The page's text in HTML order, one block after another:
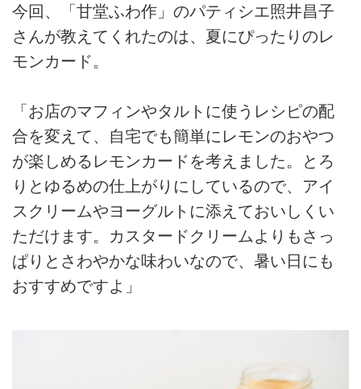
今回、「甘堂ふわ作」のパティシエ照井昌子
さんが教えてくれたのは、夏にぴったりのレ
モンカード。
「お店のマフィンやタルトに使うレシピの配
合を変えて、自宅でも簡単にレモンのおやつ
が楽しめるレモンカードを考えました。とろ
りとゆるめの仕上がりにしているので、アイ
スクリームやヨーグルトに添えておいしくい
ただけます。カスタードクリームよりもさっ
ぱりとさわやかな味わいなので、暑い日にも
おすすめですよ」